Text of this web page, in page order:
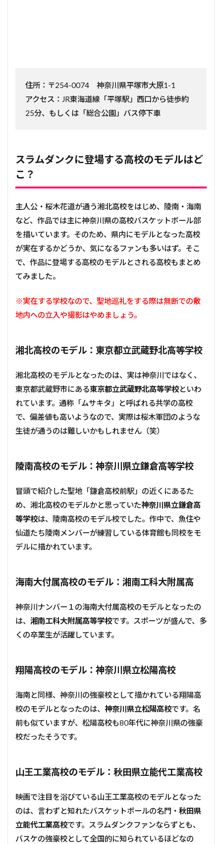
住所：〒254-0074 神奈川県平塚市大原1-1
アクセス：JR東海道線「平塚駅」西口から徒歩約
25分、もしくは「総合公園」バス停下車
スラムダンクに登場する高校のモデルはど
こ？
主人公・桜木花道が通う湘北高校をはじめ、陵南・海南
など、作品では主に神奈川県の高校バスケットボール部
を描いています。そのため、県内にモデルとなった高校
が実在するかどうか、気になるファンも多いはず。そこ
で、作品に登場する高校のモデルとされる高校もまとめ
てみました。
※実在する学校なので、聖地巡礼をする際は無断での敷
地内への立入や撮影はやめましょう。
湘北高校のモデル： 東京都立武蔵野北高等学校
湘北高校のモデルとなったのは、実は神奈川ではなく、
東京都武蔵野市にある東京都立武蔵野北高等学校といわ
れています。通称「ムサキタ」と呼ばれる共学の高校
で、偏差値も高いようなので、実際は桜木軍団のような
生徒が通うのは難しいかもしれません（笑）
陵南高校のモデル：神奈川県立鎌倉高等学校
冒頭で紹介した聖地「鎌倉高校前駅」の近くにあるた
め、湘北高校のモデルかと思っていた神奈川県立鎌倉高
等学校は、陵南高校のモデル校でした。作中で、魚住や
仙道たち陵南メンバーが練習している体育館も同校をモ
デルに描かれています。
海南大付属高校のモデル：湘南工科大附属高
神奈川ナンバー１の海南大付属高校のモデルとなったの
は、 湘南工科大附属高等学校です。スポーツが盛んで、多
くの卒業生が活躍しています。
翔陽高校のモデル：神奈川県立松陽高校
海南と同様、神奈川の強豪校として描かれている翔陽高
校のモデルとなったのは、 神奈川県立松陽高校です。名
前も似ていますが、松陽高校も80年代に神奈川県の強豪
校だったそうです。
山王工業高校のモデル：秋田県立能代工業高校
映画で注目を浴びている山王工業高校のモデルとなった
のは、言わずと知れたバスケットボールの名門・ 秋田県
立能代工業高校です。スラムダンクファンならずとも、
バスケの強豪校として全国的に知られているほどなの